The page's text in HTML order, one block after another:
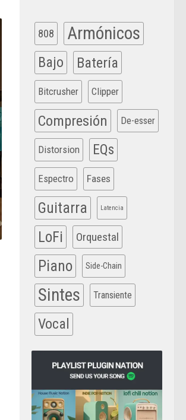
808 Armónicos
Bajo Batería
Bitcrusher Clipper
Compresión De-esser
Distorsion EQs
Espectro Fases
Guitarra Latencia
LoFi Orquestal
Piano Side-Chain
Sintes Transiente
Vocal